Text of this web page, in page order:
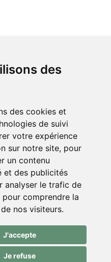
des
des cookies et
de suivi
votre expérience
sur notre site, pour
un contenu
et des publicités
analyser le trafic de
comprendre la
nos visiteurs.
J'accepte
Je refuse
Moyens de paiement
Retrait / Livraison
Retrait à la pharmacie en Click
Livraison cyclo-urbaines à Liège
avec :
Service professionnel et
écologique de livraisons rapides
et fiables.